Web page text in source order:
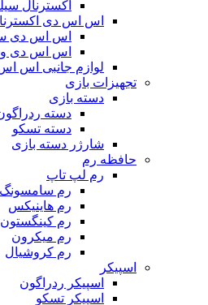
اکسترنال
اس اس دی
اس اس دی
اس اس دی
لوازم جانبی اس
تجهیزات بازی
دسته بازی
دسته
دسته تسکو
شارژر دسته بازی
حافظه رم
رم لپ تاپ
رم سامسونگ
رم هاینیکس
رم کینگستون
رم میکرون
رم کروشیال
اسپیکر
اسپیکر ردراگون
اسپیکر تسکو